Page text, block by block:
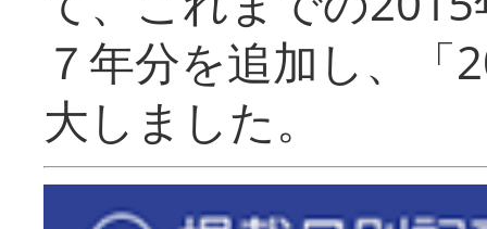
７年分を追加し、「
大しまし